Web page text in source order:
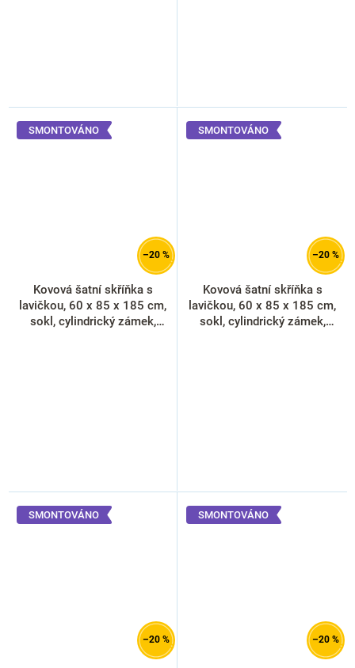
SMONTOVÁNO
–20 %
Kovová šatní skříňka s
lavičkou, 60 x 85 x 185 cm,
sokl, cylindrický zámek,
SMONTOVÁNO
–20 %
Kovová šatní skříňka s
lavičkou, 60 x 85 x 185 cm,
sokl, cylindrický zámek,
SMONTOVÁNO
–20 %
SMONTOVÁNO
–20 %